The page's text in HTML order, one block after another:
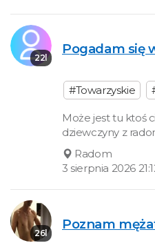
22l
Pogadam się
#Towarzyskie
Może jest tu ktoś
dziewczyny z
Radom
3 sierpnia 2026
26l
Poznam